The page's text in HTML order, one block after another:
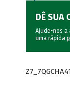
DÊ SUA
Ajude-nos a
uma rápida